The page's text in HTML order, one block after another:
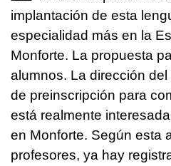
implantación de esta
especialidad más en la
Monforte. La propuesta
alumnos. La dirección
de preinscripción para
está realmente
en Monforte. Según esta
profesores, ya hay